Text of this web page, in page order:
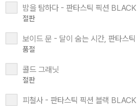
밤을 탐하다 - 판타스틱 픽션
절판
보이드 문 - 달이 숨는 시간, 판타스
품절
콜드 그래닛
절판
피철사 - 판타스틱 픽션 블랙